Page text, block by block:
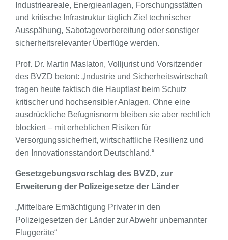
Industrieareale, Energieanlagen, Forschungsstätten
und kritische Infrastruktur täglich Ziel technischer
Ausspähung, Sabotagevorbereitung oder sonstiger
sicherheitsrelevanter Überflüge werden.
Prof. Dr. Martin Maslaton, Volljurist und Vorsitzender
des BVZD betont: „Industrie und Sicherheitswirtschaft
tragen heute faktisch die Hauptlast beim Schutz
kritischer und hochsensibler Anlagen. Ohne eine
ausdrückliche Befugnisnorm bleiben sie aber rechtlich
blockiert – mit erheblichen Risiken für
Versorgungssicherheit, wirtschaftliche Resilienz und
den Innovationsstandort Deutschland.“
Gesetzgebungsvorschlag des BVZD, zur
Erweiterung der Polizeigesetze der Länder
„Mittelbare Ermächtigung Privater in den
Polizeigesetzen der Länder zur Abwehr unbemannter
Fluggeräte“